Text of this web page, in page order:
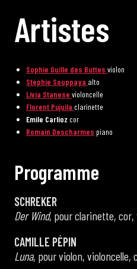
Artistes
Sophie Guille des Buttes violon
Stephie Souppaya alto
Livia Stanese violoncelle
Florent Pujuila clarinette
Emile Carlioz cor
Romain Descharmes piano
Programme
SCHREKER
Der Wind, pour clarinette, cor,
CAMILLE PÉPIN
Luna, pour violon,